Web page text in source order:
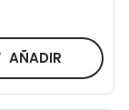
AÑADIR